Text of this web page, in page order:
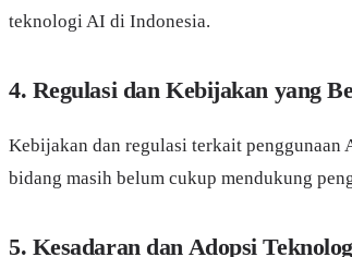
teknologi AI di Indonesia.
4. Regulasi dan Kebijakan yang
Kebijakan dan regulasi terkait penggunaan
bidang masih belum cukup mendukung
5. Kesadaran dan Adopsi